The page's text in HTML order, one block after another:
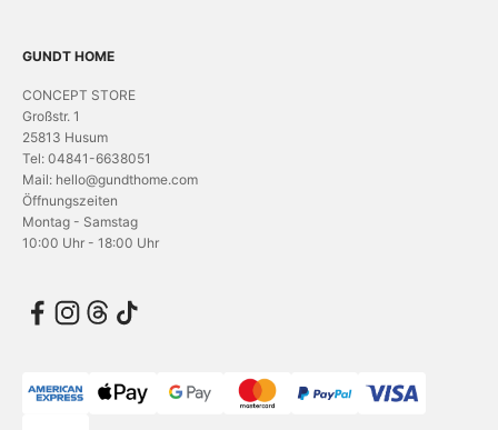
GUNDT HOME
CONCEPT STORE
Großstr. 1
25813 Husum
Tel: 04841-6638051
Mail: hello@gundthome.com
Öffnungszeiten
Montag - Samstag
10:00 Uhr - 18:00 Uhr